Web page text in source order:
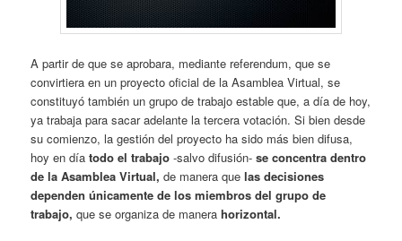
A partir de que se aprobara, mediante referendum, que se
convirtiera en un proyecto oficial de la Asamblea Virtual, se
constituyó también un grupo de trabajo estable que, a día de hoy,
ya trabaja para sacar adelante la tercera votación. Si bien desde
su comienzo, la gestión del proyecto ha sido más bien difusa,
hoy en día todo el trabajo-salvo difusión- se concentra dentro
de la Asamblea Virtual,de manera que las decisiones
dependen únicamente de los miembros del grupo de
trabajo,que se organiza de manera horizontal.